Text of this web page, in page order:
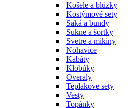
Košele a blúzky
Kostýmové sety
Saká a bundy
Sukne a šortky
Svetre a mikiny
Nohavice
Kabáty
Klobúky
Overaly
Teplakove sety
Vesty
Topánky